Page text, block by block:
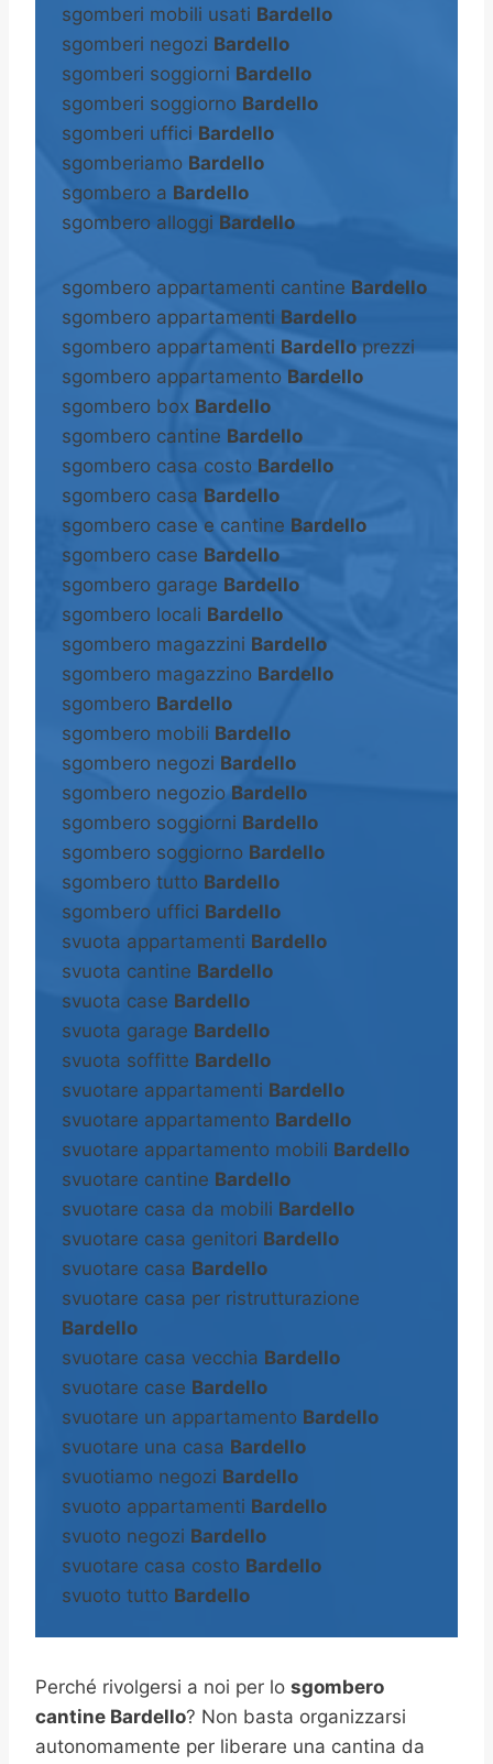
sgomberi mobili usati Bardello
sgomberi negozi Bardello
sgomberi soggiorni Bardello
sgomberi soggiorno Bardello
sgomberi uffici Bardello
sgomberiamo Bardello
sgombero a Bardello
sgombero alloggi Bardello
sgombero appartamenti cantine Bardello
sgombero appartamenti Bardello
sgombero appartamenti Bardello prezzi
sgombero appartamento Bardello
sgombero box Bardello
sgombero cantine Bardello
sgombero casa costo Bardello
sgombero casa Bardello
sgombero case e cantine Bardello
sgombero case Bardello
sgombero garage Bardello
sgombero locali Bardello
sgombero magazzini Bardello
sgombero magazzino Bardello
sgombero Bardello
sgombero mobili Bardello
sgombero negozi Bardello
sgombero negozio Bardello
sgombero soggiorni Bardello
sgombero soggiorno Bardello
sgombero tutto Bardello
sgombero uffici Bardello
svuota appartamenti Bardello
svuota cantine Bardello
svuota case Bardello
svuota garage Bardello
svuota soffitte Bardello
svuotare appartamenti Bardello
svuotare appartamento Bardello
svuotare appartamento mobili Bardello
svuotare cantine Bardello
svuotare casa da mobili Bardello
svuotare casa genitori Bardello
svuotare casa Bardello
svuotare casa per ristrutturazione
Bardello
svuotare casa vecchia Bardello
svuotare case Bardello
svuotare un appartamento Bardello
svuotare una casa Bardello
svuotiamo negozi Bardello
svuoto appartamenti Bardello
svuoto negozi Bardello
svuotare casa costo Bardello
svuoto tutto Bardello
Perché rivolgersi a noi per lo sgombero
cantine Bardello? Non basta organizzarsi
autonomamente per liberare una cantina da